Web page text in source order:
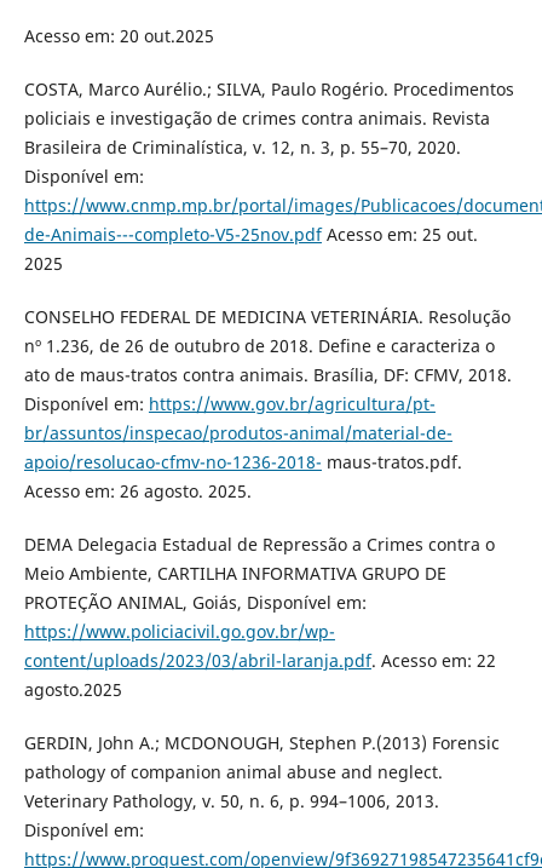
Acesso em: 20 out.2025
COSTA, Marco Aurélio.; SILVA, Paulo Rogério. Procedimentos
policiais e investigação de crimes contra animais. Revista
Brasileira de Criminalística, v. 12, n. 3, p. 55–70, 2020.
Disponível em:
https://www.cnmp.mp.br/portal/images/Publicacoes/
de-Animais---completo-V5-25nov.pdfAcesso em: 25 out.
2025
CONSELHO FEDERAL DE MEDICINA VETERINÁRIA. Resolução
nº 1.236, de 26 de outubro de 2018. Define e caracteriza o
ato de maus-tratos contra animais. Brasília, DF: CFMV, 2018.
Disponível em: https://www.gov.br/agricultura/pt-
br/assuntos/inspecao/produtos-animal/material-de-
apoio/resolucao-cfmv-no-1236-2018- maus-tratos.pdf.
Acesso em: 26 agosto. 2025.
DEMA Delegacia Estadual de Repressão a Crimes contra o
Meio Ambiente, CARTILHA INFORMATIVA GRUPO DE
PROTEÇÃO ANIMAL, Goiás, Disponível em:
https://www.policiacivil.go.gov.br/wp-
content/uploads/2023/03/abril-laranja.pdf. Acesso em: 22
agosto.2025
GERDIN, John A.; MCDONOUGH, Stephen P.(2013) Forensic
pathology of companion animal abuse and neglect.
Veterinary Pathology, v. 50, n. 6, p. 994–1006, 2013.
Disponível em:
https://www.proquest.com/openview/